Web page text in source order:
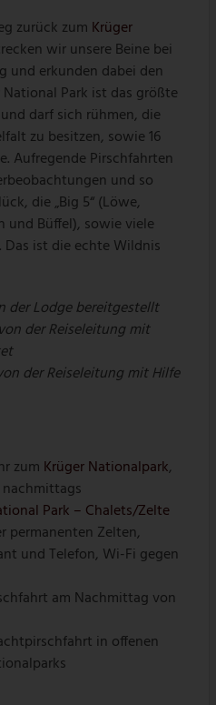
zurück zum Krüger
wir unsere Beine bei
und erkunden dabei den
Park ist das größte
darf sich rühmen, die
zu besitzen, sowie 16
Aufregende Pirschfahrten
und so
die „Big 5“ (Löwe,
und Büffel), sowie viele
Das ist die echte Wildnis
der Lodge bereitgestellt
der Reiseleitung mit
der Reiseleitung mit Hilfe
zum Krüger Nationalpark,
Park – Chalets/Zelte
permanenten Zelten,
und Telefon, Wi-Fi gegen
am Nachmittag von
in offenen